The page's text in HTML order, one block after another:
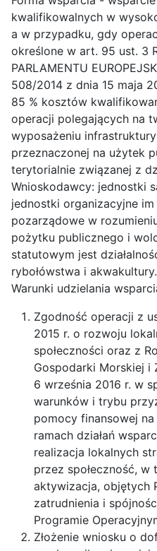
kwalifikowalnych w
a w przypadku, gdy
określone w art. 95 ust. 3
PARLAMENTU
508/2014 z dnia 15 maja
85 % kosztów
operacji polegających na
wyposażeniu
przeznaczonej na użytek
terytorialnie związanej z
Wnioskodawcy: jednostki
jednostki organizacyjne
pozarządowe w
pożytku publicznego i
statutowym jest
rybołówstwa i akwakultury.
Warunki udzielania
Zgodność operacji z
2015 r. o rozwoju
społeczności oraz z
Gospodarki Morskiej i
6 września 2016 r. w
warunków i trybu
pomocy finansowej
ramach działań
realizacja lokalnych
przez społeczność,
aktywizacja, objętych
zatrudnienia i
Programie
Złożenie wniosku o